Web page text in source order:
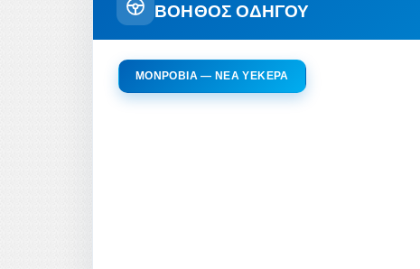
ΒΟΗΘΟΣ ΟΔΗΓΟΥ
ΜΟΝΡΌΒΙΑ — ΝΈΑ YEKEPA